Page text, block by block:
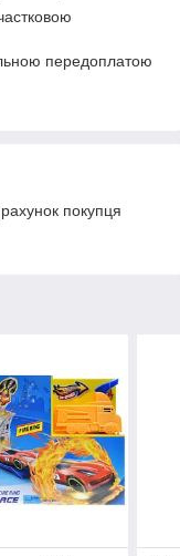
передоплатою
покупця